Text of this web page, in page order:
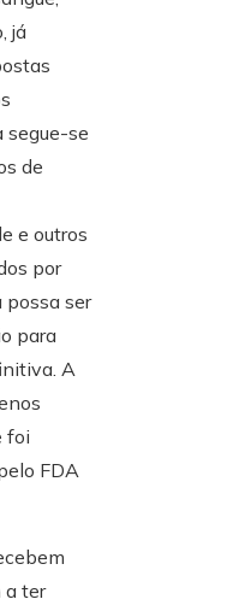
já
segue-se
de
e outros
​​por
possa ser
para
A
foi
FDA
a ter